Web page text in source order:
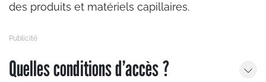
des produits et matériels capillaires.
Quelles conditions d’accès ?